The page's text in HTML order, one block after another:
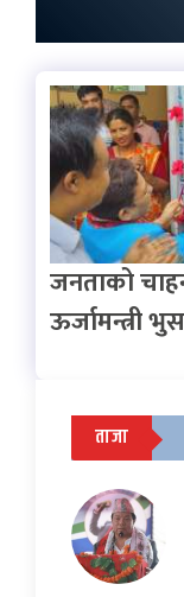
जनताको
ऊर्जामन्त्री
ताजा